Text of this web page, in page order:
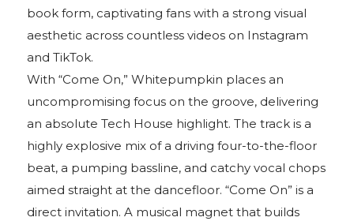
book form, captivating fans with a strong visual
aesthetic across countless videos on Instagram
and TikTok.
With “Come On,” Whitepumpkin places an
uncompromising focus on the groove, delivering
an absolute Tech House highlight. The track is a
highly explosive mix of a driving four-to-the-floor
beat, a pumping bassline, and catchy vocal chops
aimed straight at the dancefloor. “Come On” is a
direct invitation. A musical magnet that builds